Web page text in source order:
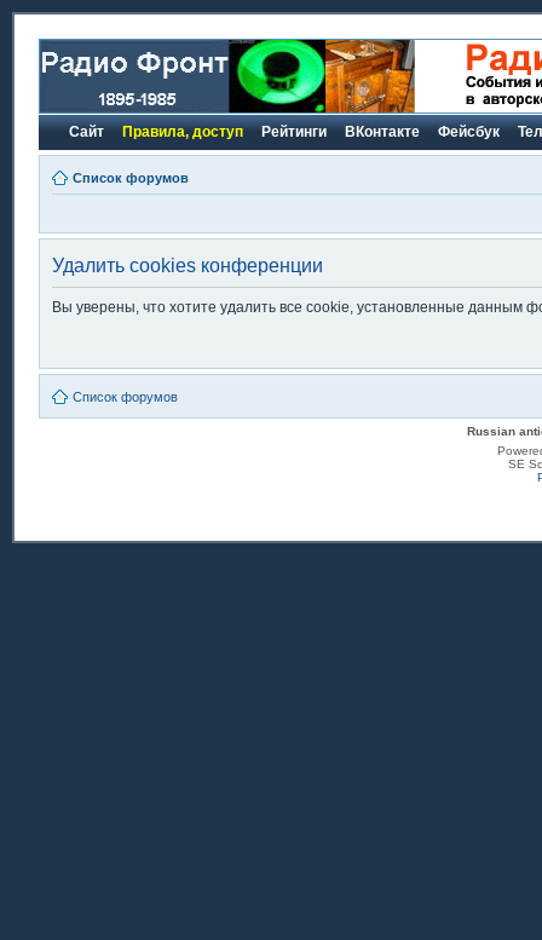
Сайт Правила, доступ Рейтинги ВКонтакте Фейсбук
Список форумов
Удалить cookies конференции
Вы уверены, что хотите удалить все cookie, установленные данным
Список форумов
Russian
SE